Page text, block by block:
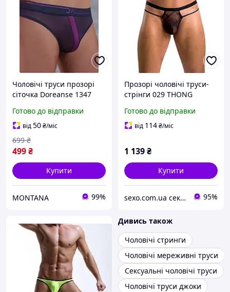
Чоловічі труси прозорі
сіточка Doreanse 1347
Готово до відправки
від50₴/міс
499₴
699 ₴
Купити
MONTANA 99%
Прозорі чоловічі труси-
стрінги 029 THONG
XXL/XXXL
Готово до відправки
від 114₴/міс
1 139₴
Купити
sexo.com.ua секс-шоп інтернет-магазин 95%
Дивись також
Чоловічі стринги
Чоловічі мереживні труси
Сексуальні чоловічі труси
Чоловічі труси джоки